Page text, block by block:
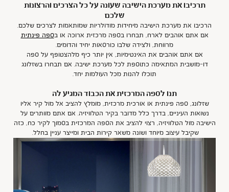
תרכיבו את מערכת הישיבה שעונה על כל הצרכים והרצונות
שלכם
הרכיבו את מערכת הישיבה מיחידות מודולריות שמותאמות לצרכים שלכם.
אם אתם אוהבים לארח, תבחרו בספה מרכזית ארוכה או בספה פינתית
מרווחת, ולצידה שלבו כורסאות יחיד והדומים.
אם אתם אוהבים את האינטימיות, אין יותר כיף מלהצטופף על ספה
דו-מושבית המתאימה כתוספת לכל מערכת ישיבה. אם תבחרו בשזלונג
תוכלו להנות מכל העולמות יחד.
תנו לספה המרכזית את הכבוד המגיע לה
שזלונג, ספה פינתית או אורכית מרכזית, מומלץ להציב אל מול קיר אליו
נשואות העיניים, בדרך כלל מדובר בקיר הטלוויזיה. אם אתם מוותרים על
הישיבה מול הטלוויזיה, רצוי להציב את הספה המרכזית בסמוך לקיר כח, כזה
שקיבל עיצוב מיוחד ושונה משאר קירות הבית ומייצר עניין בחלל.